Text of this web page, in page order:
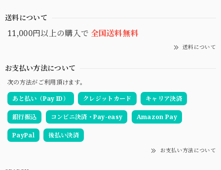
送料について
11,000円以上の購入で 全国送料無料
送料について
お支払い方法について
次の方法がご利用頂けます。
あと払い（Pay ID）
クレジットカード キャリア決済
銀行振込 コンビニ決済・Pay-easy Amazon Pay
PayPal 後払い決済
お支払い方法について